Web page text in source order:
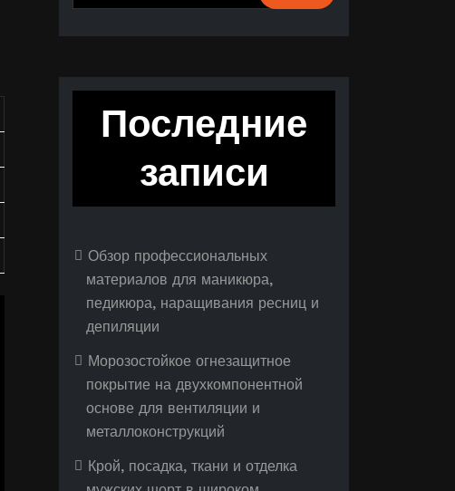
Последние
записи
Обзор профессиональных
материалов для маникюра,
педикюра, наращивания ресниц и
депиляции
Морозостойкое огнезащитное
покрытие на двухкомпонентной
основе для вентиляции и
металлоконструкций
Крой, посадка, ткани и отделка